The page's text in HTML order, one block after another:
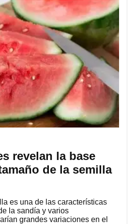
revelan la base
de la semilla
es una de las características
la sandía y varios
grandes variaciones en el